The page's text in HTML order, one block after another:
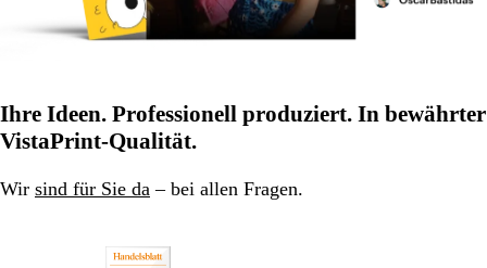
Ihre Ideen. Professionell produziert. In bewährter
VistaPrint-Qualität.
Wir sind für Sie da – bei allen Fragen.